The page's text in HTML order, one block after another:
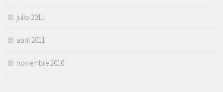
julio 2011
abril 2011
noviembre 2010